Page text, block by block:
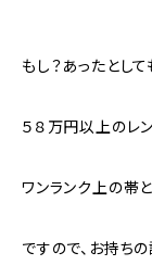
もし？あったとし
５８万円以上のレ
ワンランク上の帯と
ですので、お持ち